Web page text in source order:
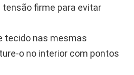
tensão firme para evitar
tecido nas mesmas
o no interior com pontos